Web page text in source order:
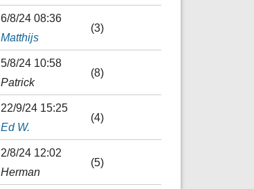
6/8/24 08:36
Matthijs
(3)
5/8/24 10:58
Patrick
(8)
22/9/24 15:25
Ed W.
(4)
2/8/24 12:02
Herman
(5)